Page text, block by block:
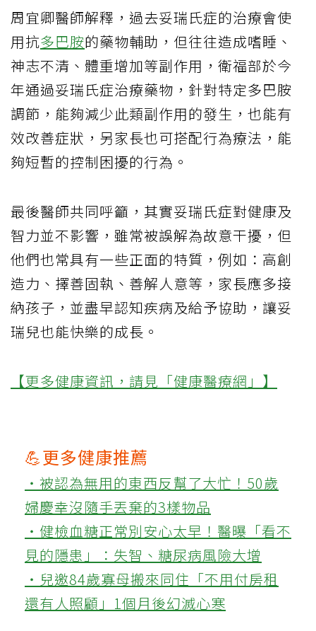
周宜卿醫師解釋，過去妥瑞氏症的治療會使
用抗多巴胺的藥物輔助，但往往造成嗜睡、
神志不清、體重增加等副作用，衛福部於今
年通過妥瑞氏症治療藥物，針對特定多巴胺
調節，能夠減少此類副作用的發生，也能有
效改善症狀，另家長也可搭配行為療法，能
夠短暫的控制困擾的行為。
最後醫師共同呼籲，其實妥瑞氏症對健康及
智力並不影響，雖常被誤解為故意干擾，但
他們也常具有一些正面的特質，例如：高創
造力、擇善固執、善解人意等，家長應多接
納孩子，並盡早認知疾病及給予協助，讓妥
瑞兒也能快樂的成長。
【更多健康資訊，請見「健康醫療網」】
💪更多健康推薦
‧被認為無用的東西反幫了大忙！50歲
婦慶幸沒隨手丟棄的3樣物品
‧健檢血糖正常別安心太早！醫曝「看不
見的隱患」：失智、糖尿病風險大增
‧兒邀84歲寡母搬來同住「不用付房租
還有人照顧」1個月後幻滅心寒